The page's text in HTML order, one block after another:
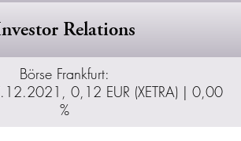
Relations
Börse Frankfurt:
0,12 EUR (XETRA) | 0,00
%